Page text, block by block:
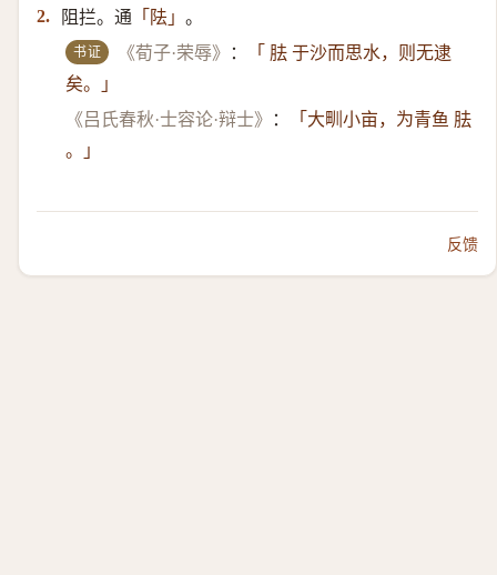
2. 阻拦。通 「阹」 。
书证 《荀子·荣辱》 ：
「 胠 于沙而思水，则无逮
矣。」
《吕氏春秋·士容论·辩士》
：
「大甽小亩，为青鱼 胠
。」
反馈